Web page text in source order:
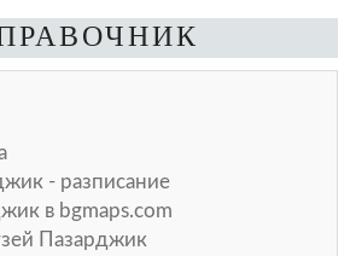
- разписание
в bgmaps.com
Пазарджик